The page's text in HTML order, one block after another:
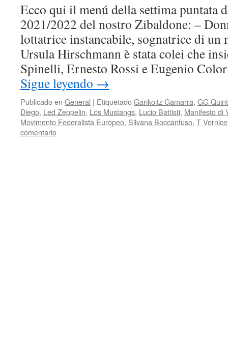
Ecco qui il menú della settima puntata
2021/2022 del nostro Zibaldone: –
lottatrice instancabile, sognatrice di un
Ursula Hirschmann è stata colei che
Spinelli, Ernesto Rossi e Eugenio
Sigue leyendo →
Publicado en General | EtiquetadoGarikoitz Gamarra, GG
Diego, Led Zeppelin, Los Mustangs, Lucio Battisti, Manifesto di
Movimento Federalista Europeo, Silvana Boccanfuso, T Vernice
comentario